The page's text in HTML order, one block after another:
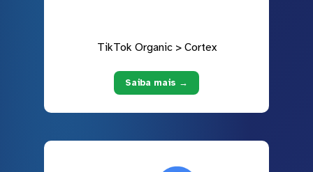
TikTok Organic > Cortex
Saiba mais →